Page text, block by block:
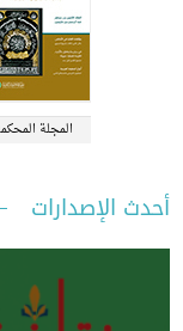
المجلة المحكمة
الإصدارات